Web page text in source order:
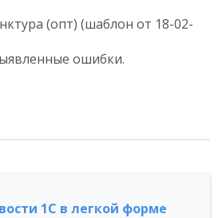
(опт) (шаблон от 18-02-
ошибки.
1С в легкой форме